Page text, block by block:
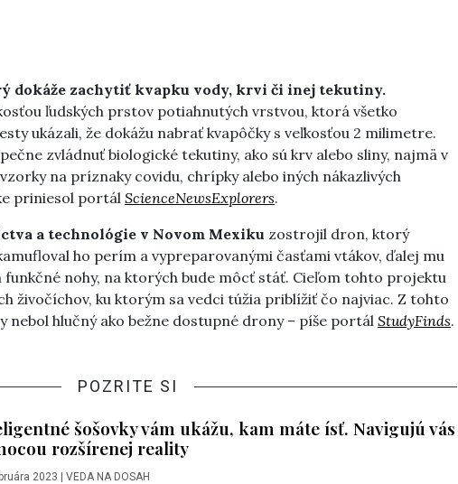
dokáže zachytiť kvapku vody, krvi či inej tekutiny.
ľudských prstov potiahnutých vrstvou, ktorá všetko
ukázali, že dokážu nabrať kvapôčky s veľkosťou 2 milimetre.
zvládnuť biologické tekutiny, ako sú krv alebo sliny, najmä v
na príznaky covidu, chrípky alebo iných nákazlivých
priniesol portál ScienceNewsExplorers.
a technológie v Novom Mexiku zostrojil dron, ktorý
ho perím a vypreparovanými časťami vtákov, ďalej mu
nohy, na ktorých bude môcť stáť. Cieľom tohto projektu
živočíchov, ku ktorým sa vedci túžia priblížiť čo najviac. Z tohto
nebol hlučný ako bežne dostupné drony – píše portál StudyFinds.
POZRITE SI
šošovky vám ukážu, kam máte ísť. Navigujú vás
rozšírenej reality
2023 | VEDA NA DOSAH